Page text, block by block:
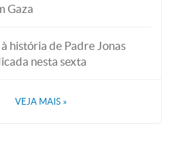
Gaza
história de Padre Jonas
nesta sexta
VEJA MAIS »